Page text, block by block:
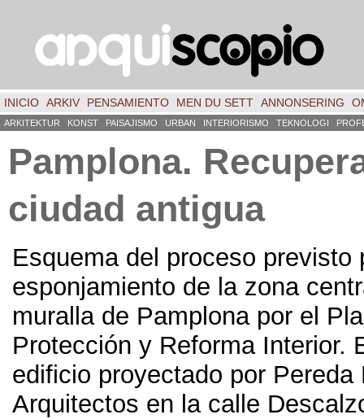
INICIO ARKIV PENSAMIENTO MEN DU SETT ANNONSERING
ARKITEKTUR KONST PAISAJISMO URBAN INTERIORISMO TEKNOLOGI
Pamplona.
ciudad antigua
Esquema del proceso previsto
esponjamiento de la zona
muralla de Pamplona por el
Protección y Reforma Interior.
edificio proyectado por Pereda
Arquitectos en la calle